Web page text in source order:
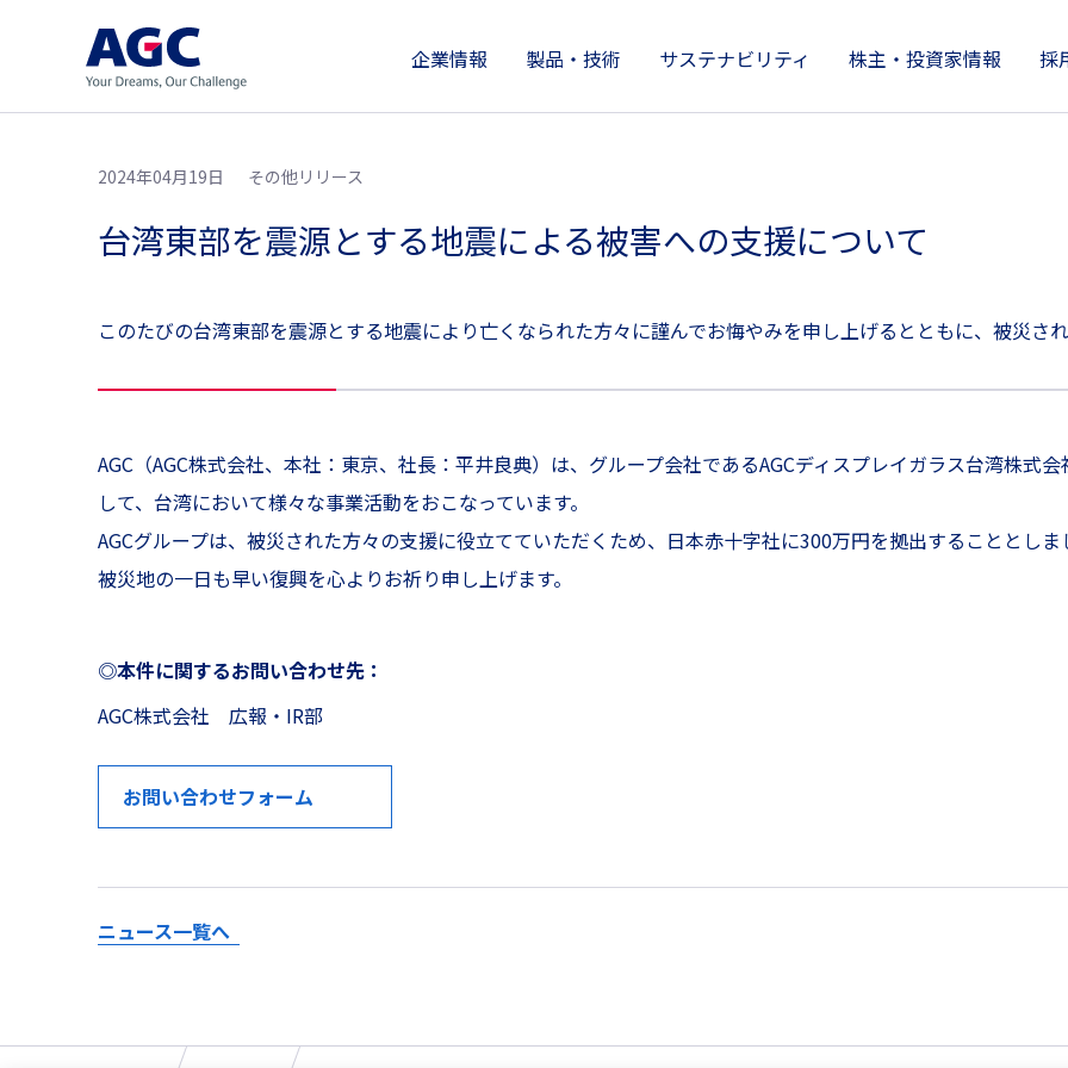
企業情報
企業情報
製品・技術
製品情報
技術開発とイノベーション
サステナビリティ
サステナビリティ
株主・投資家情報
株主・投資家情報
採
2024年04月19日 その他リリース
台湾東部を震源とする地震による被害への支援について
このたびの台湾東部を震源とする地震により亡くなられた方々に謹んでお悔やみを申し上げるとともに、被災さ
AGC（AGC株式会社、本社：東京、社長：平井良典）は、グループ会社であるAGCディスプレイガラス台湾株式
して、台湾において様々な事業活動をおこなっています。
AGCグループは、被災された方々の支援に役立てていただくため、日本赤十字社に300万円を拠出することとしま
被災地の一日も早い復興を心よりお祈り申し上げます。
◎本件に関するお問い合わせ先：
AGC株式会社 広報・IR部
お問い合わせフォーム
ニュース一覧へ